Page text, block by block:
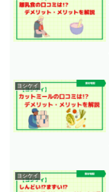
ヨシケイ
ヨシケイ